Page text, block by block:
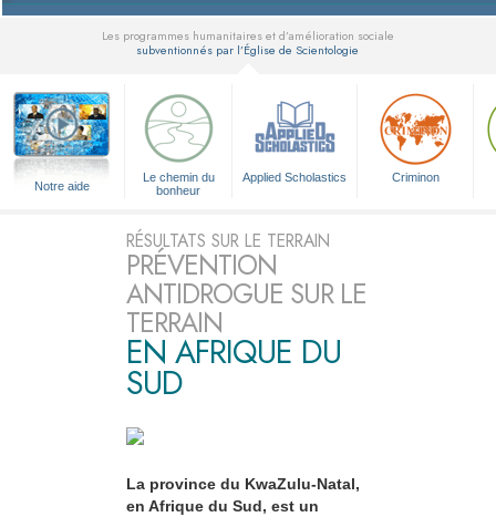
Les programmes humanitaires et d’amélioration sociale
subventionnés par l’Église de Scientologie
Notre aide
Le chemin du
bonheur
Applied Scholastics Criminon
RÉSULTATS SUR LE TERRAIN
PRÉVENTION
ANTIDROGUE SUR LE
TERRAIN
EN AFRIQUE DU
SUD
La province du KwaZulu-Natal,
en Afrique du Sud, est un